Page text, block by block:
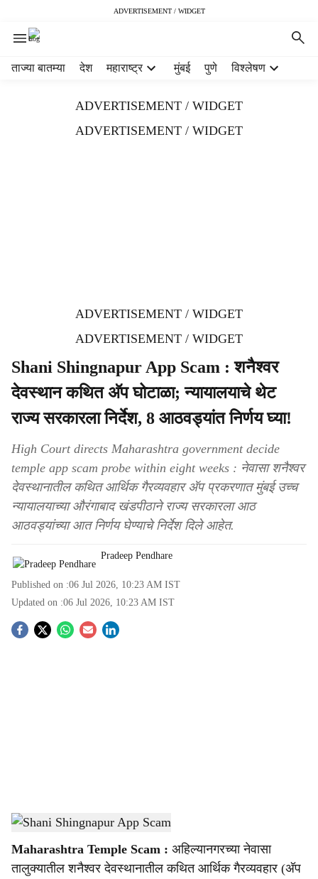
ADVERTISEMENT / WIDGET
ताज्या बातम्या देश महाराष्ट्र मुंबई पुणे विश्लेषण
ADVERTISEMENT / WIDGET
ADVERTISEMENT / WIDGET
ADVERTISEMENT / WIDGET
ADVERTISEMENT / WIDGET
Shani Shingnapur App Scam : शनैश्वर
देवस्थान कथित अ‍ॅप घोटाळा; न्यायालयाचे थेट
राज्य सरकारला निर्देश, 8 आठवड्यांत निर्णय घ्या!
High Court directs Maharashtra government decide
temple app scam probe within eight weeks : नेवासा शनैश्वर
देवस्थानातील कथित आर्थिक गैरव्यवहार अ‍ॅप प्रकरणात मुंबई उच्च
न्यायालयाच्या औरंगाबाद खंडपीठाने राज्य सरकारला आठ
आठवड्यांच्या आत निर्णय घेण्याचे निर्देश दिले आहेत.
Pradeep Pendhare
Published on :06 Jul 2026, 10:23 AM IST
Updated on :06 Jul 2026, 10:23 AM IST
S
a
Shani Shingnapur App Scam- Sarkarnama
Maharashtra Temple Scam : अहिल्यानगरच्या नेवासा
तालुक्यातील शनैश्वर देवस्थानातील कथित आर्थिक गैरव्यवहार (अ‍ॅप